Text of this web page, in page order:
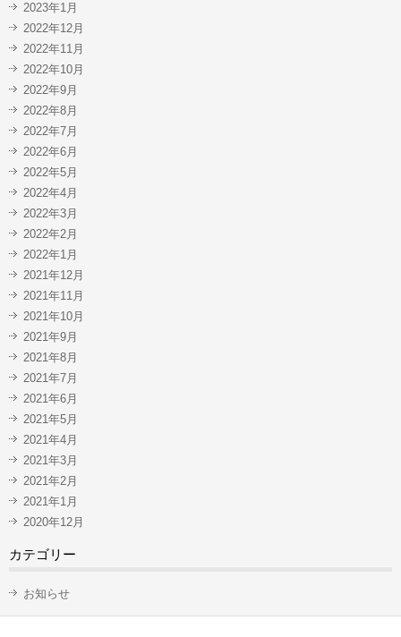
2023年1月
2022年12月
2022年11月
2022年10月
2022年9月
2022年8月
2022年7月
2022年6月
2022年5月
2022年4月
2022年3月
2022年2月
2022年1月
2021年12月
2021年11月
2021年10月
2021年9月
2021年8月
2021年7月
2021年6月
2021年5月
2021年4月
2021年3月
2021年2月
2021年1月
2020年12月
カテゴリー
お知らせ